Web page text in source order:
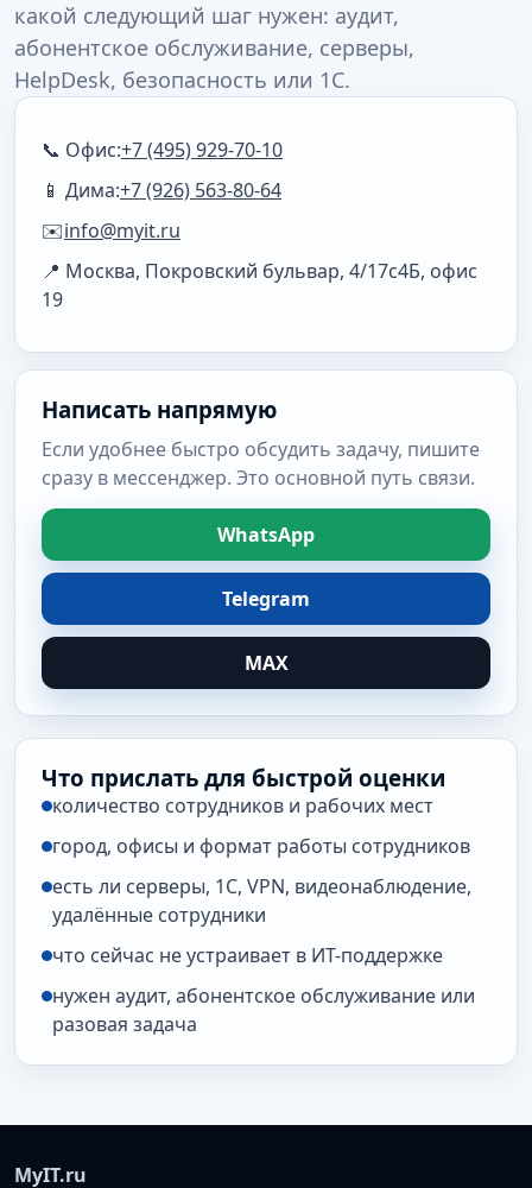
какой следующий шаг нужен: аудит,
абонентское обслуживание, серверы,
HelpDesk, безопасность или 1С.
📞 Офис:+7 (495) 929-70-10
📱 Дима:+7 (926) 563-80-64
✉️info@myit.ru
📍 Москва, Покровский бульвар, 4/17с4Б, офис
19
Написать напрямую
Если удобнее быстро обсудить задачу, пишите
сразу в мессенджер. Это основной путь связи.
WhatsApp
Telegram
MAX
Что прислать для быстрой оценки
количество сотрудников и рабочих мест
город, офисы и формат работы сотрудников
есть ли серверы, 1С, VPN, видеонаблюдение,
удалённые сотрудники
что сейчас не устраивает в ИТ-поддержке
нужен аудит, абонентское обслуживание или
разовая задача
MyIT.ru